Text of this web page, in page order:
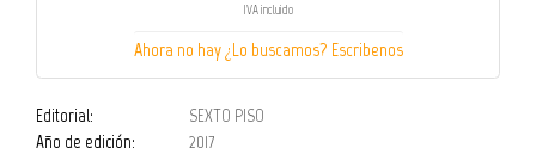
IVA incluido
Ahora no hay ¿Lo buscamos? Escribenos
Editorial:
SEXTO PISO
Año de edición:
2017